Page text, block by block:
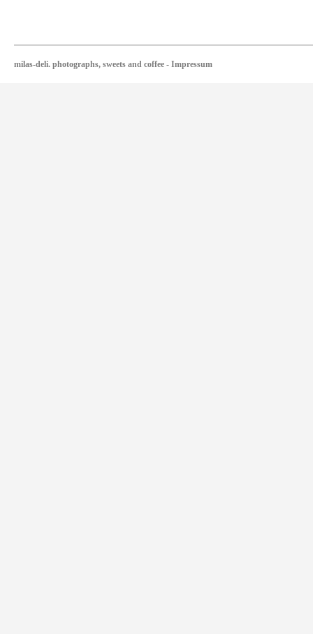
milas-deli. photographs, sweets and coffee - Impressum